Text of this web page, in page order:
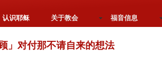
认识耶稣 关于教会 福音信息
」对付那不请自来的想法